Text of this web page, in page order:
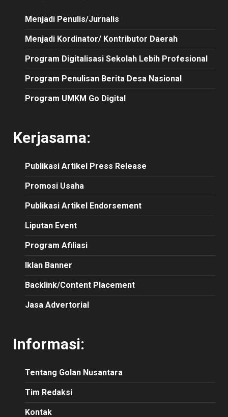
Menjadi Penulis/Jurnalis
Menjadi Kordinator/ Kontributor Daerah
Program Digitalisasi Sekolah Lebih Profesional
Program Penulisan Berita Desa Nasional
Program UMKM Go Digital
Kerjasama:
Publikasi Artikel Press Release
Promosi Usaha
Publikasi Artikel Endorsement
Liputan Event
Program Afiliasi
Iklan Banner
Backlink/Content Placement
Jasa Advertorial
Informasi:
Tentang Golan Nusantara
Tim Redaksi
Kontak